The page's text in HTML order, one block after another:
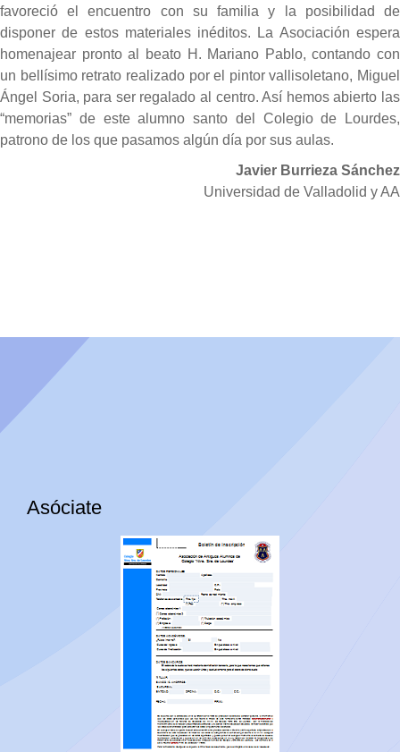
favoreció el encuentro con su familia y la posibilidad de
disponer de estos materiales inéditos. La Asociación espera
homenajear pronto al beato H. Mariano Pablo, contando con
un bellísimo retrato realizado por el pintor vallisoletano, Miguel
Ángel Soria, para ser regalado al centro. Así hemos abierto las
“memorias” de este alumno santo del Colegio de Lourdes,
patrono de los que pasamos algún día por sus aulas.
Javier Burrieza Sánchez
Universidad de Valladolid y AA
Asóciate